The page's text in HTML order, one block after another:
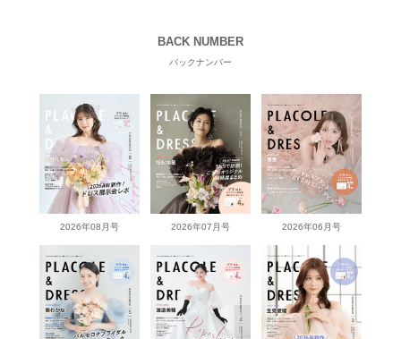
BACK NUMBER
バックナンバー
2026年08月号 2026年07月号 2026年06月号